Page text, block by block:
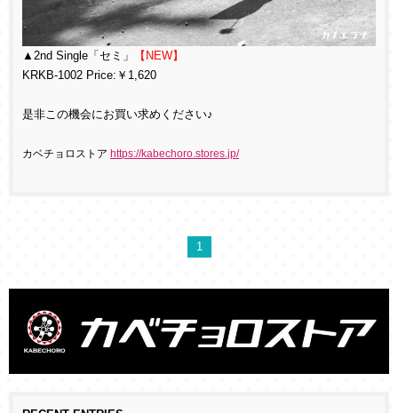
▲2nd Single「セミ」
【NEW】
KRKB-1002 Price:￥1,620
是非この機会にお買い求めください♪
カベチョロストア https://kabechoro.stores.jp/
1